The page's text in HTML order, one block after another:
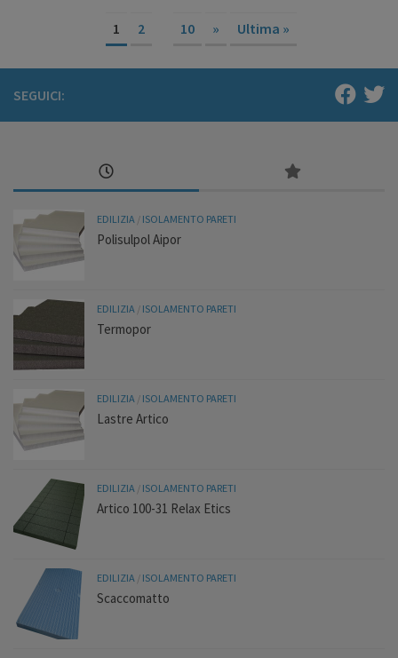
1 2 10 » Ultima »
SEGUICI:
EDILIZIA / ISOLAMENTO PARETI
Polisulpol Aipor
EDILIZIA / ISOLAMENTO PARETI
Termopor
EDILIZIA / ISOLAMENTO PARETI
Lastre Artico
EDILIZIA / ISOLAMENTO PARETI
Artico 100-31 Relax Etics
EDILIZIA / ISOLAMENTO PARETI
Scaccomatto